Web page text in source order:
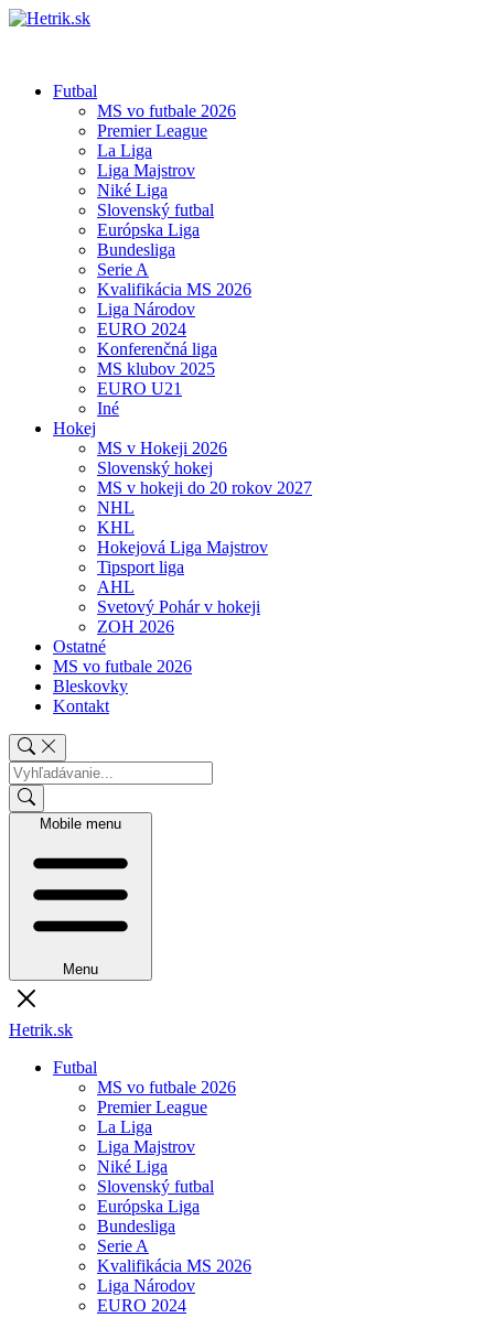
Futbal
MS vo futbale 2026
Premier League
La Liga
Liga Majstrov
Niké Liga
Slovenský futbal
Európska Liga
Bundesliga
Serie A
Kvalifikácia MS 2026
Liga Národov
EURO 2024
Konferenčná liga
MS klubov 2025
EURO U21
Iné
Hokej
MS v Hokeji 2026
Slovenský hokej
MS v hokeji do 20 rokov 2027
NHL
KHL
Hokejová Liga Majstrov
Tipsport liga
AHL
Svetový Pohár v hokeji
ZOH 2026
Ostatné
MS vo futbale 2026
Bleskovky
Kontakt
Mobile menu
Menu
Hetrik.sk
Futbal
MS vo futbale 2026
Premier League
La Liga
Liga Majstrov
Niké Liga
Slovenský futbal
Európska Liga
Bundesliga
Serie A
Kvalifikácia MS 2026
Liga Národov
EURO 2024